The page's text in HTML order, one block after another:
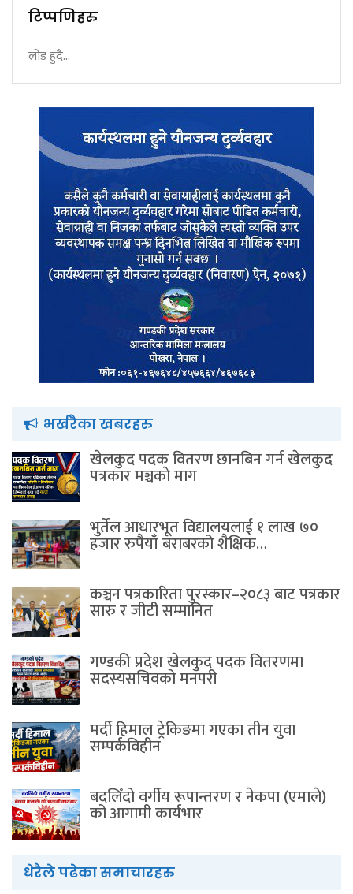
टिप्पणिहरु
लोड हुदै...
भर्खरैका खबरहरु
खेलकुद पदक वितरण छानबिन गर्न खेलकुद
पत्रकार मञ्चकाे माग
भुर्तेल आधारभूत विद्यालयलाई १ लाख ७०
हजार रुपैयाँ बराबरको शैक्षिक…
कञ्चन पत्रकारिता पुरस्कार–२०८३ बाट पत्रकार
सारु र जीटी सम्मानित
गण्डकी प्रदेश खेलकुद पदक वितरणमा
सदस्यसचिवकाे मनपरी
मर्दी हिमाल ट्रेकिङमा गएका तीन युवा
सम्पर्कविहीन
बदलिँदो वर्गीय रूपान्तरण र नेकपा (एमाले)
को आगामी कार्यभार
धेरैले पढेका समाचारहरु